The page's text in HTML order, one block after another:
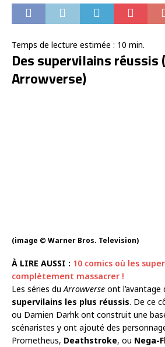
Temps de lecture estimée : 10 min.
Des supervilains réussis
Arrowverse)
(image © Warner Bros. Television)
À LIRE AUSSI : 10 comics où les
complètement massacrer !
Les séries duArrowverse ont l’avantage
supervilains les plus réussis. De ce
ou Damien Darhk ont construit une
scénaristes y ont ajouté des
Prometheus, Deathstroke, ou Nega-